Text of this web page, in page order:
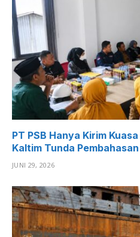
PT PSB Hanya Kirim
Kaltim Tunda
JUNI 29, 2026